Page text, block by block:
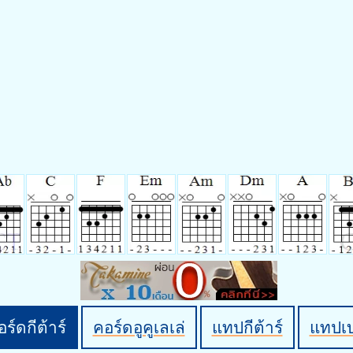
ร์ดกีต้าร์ คอร์ดอูคูเลเล่ แทปกีต้าร์ แทปเ